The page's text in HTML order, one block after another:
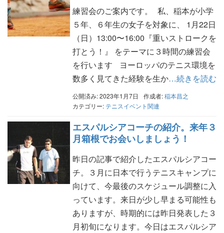
練習会のご案内です。 私、稲本が小学
５年、６年生の女子を対象に、 1月22日
（日）13:00〜16:00『重いストロークを
打とう！』 をテーマに３時間の練習会
を行います ヨーロッパのテニス環境を
数多く見てきた経験を生か…続きを読む
公開済み: 2023年1月7日 作成者:稲本昌之
カテゴリー: テニスイベント関連
エスパルシアコーチの紹介。来年３
月箱根でお会いしましょう！
昨日の記事で紹介したエスパルシアコー
チ。３月に日本で行うテニスキャンプに
向けて、今最後のスケジュール調整に入
っています。来日が少し早まる可能性も
ありますが、時期的には昨日発表した３
月初旬になります。今日はエスパルシア